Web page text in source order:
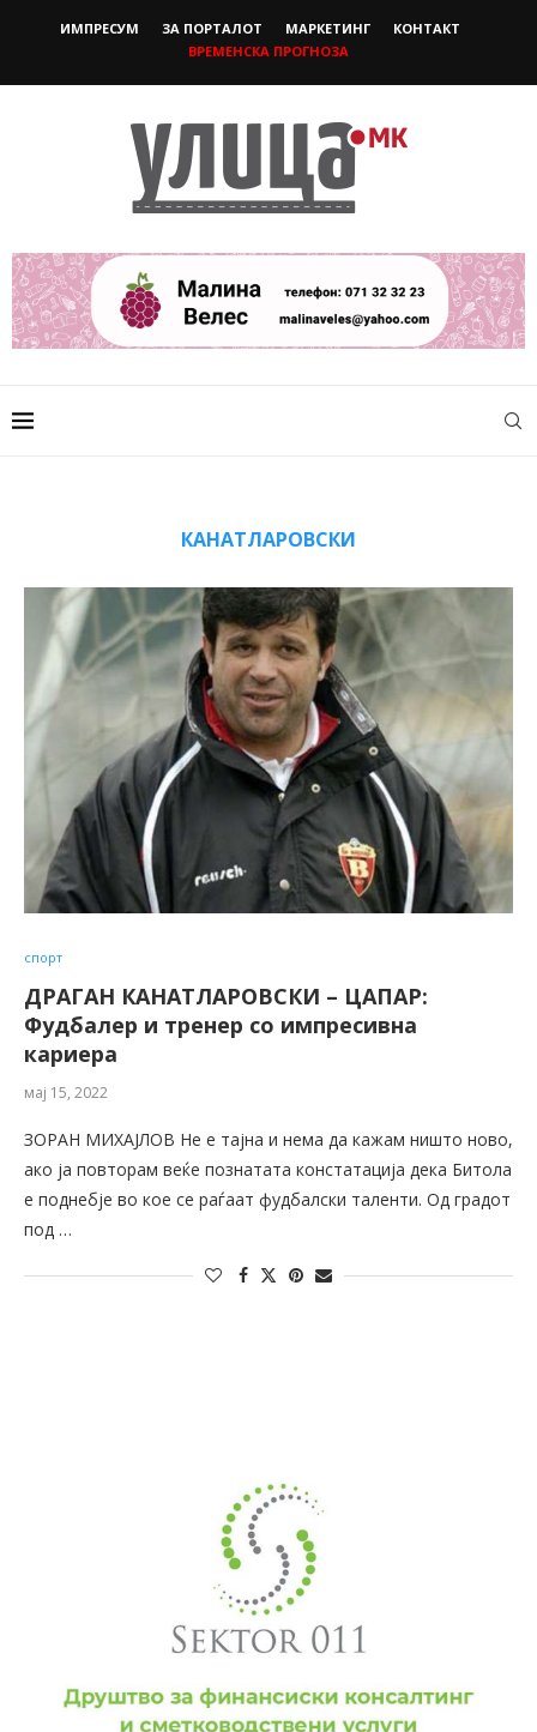
ИМПРЕСУМ ЗА ПОРТАЛОТ МАРКЕТИНГ
КОНТАКТ
ВРЕМЕНСКА ПРОГНОЗА
КАНАТЛАРОВСКИ
спорт
ДРАГАН КАНАТЛАРОВСКИ – ЦАПАР:
Фудбалер и тренер со импресивна
кариера
мај 15, 2022
ЗОРАН МИХАЈЛОВ Не е тајна и нема да кажам ништо ново,
ако ја повторам веќе познатата констатација дека Битола
е поднебје во кое се раѓаат фудбалски таленти. Од градот
под …